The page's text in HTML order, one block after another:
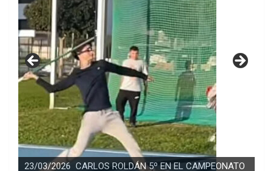
23/03/2026 CARLOS ROLDÁN 5º EN EL CAMPEONATO